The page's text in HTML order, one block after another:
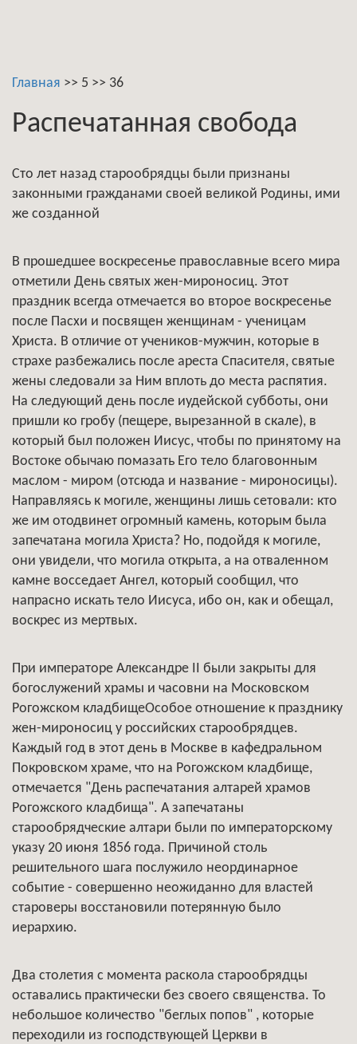
Главная >> 5 >> 36
Распечатанная свобода
Сто лет назад старообрядцы были признаны
законными гражданами своей великой Родины, ими
же созданной
В прошедшее воскресенье православные всего мира
отметили День святых жен-мироносиц. Этот
праздник всегда отмечается во второе воскресенье
после Пасхи и посвящен женщинам - ученицам
Христа. В отличие от учеников-мужчин, которые в
страхе разбежались после ареста Спасителя, святые
жены следовали за Ним вплоть до места распятия.
На следующий день после иудейской субботы, они
пришли ко гробу (пещере, вырезанной в скале), в
который был положен Иисус, чтобы по принятому на
Востоке обычаю помазать Его тело благовонным
маслом - миром (отсюда и название - мироносицы).
Направляясь к могиле, женщины лишь сетовали: кто
же им отодвинет огромный камень, которым была
запечатана могила Христа? Но, подойдя к могиле,
они увидели, что могила открыта, а на отваленном
камне восседает Ангел, который сообщил, что
напрасно искать тело Иисуса, ибо он, как и обещал,
воскрес из мертвых.
При императоре Александре II были закрыты для
богослужений храмы и часовни на Московском
Рогожском кладбищеОсобое отношение к празднику
жен-мироносиц у российских старообрядцев.
Каждый год в этот день в Москве в кафедральном
Покровском храме, что на Рогожском кладбище,
отмечается "День распечатания алтарей храмов
Рогожского кладбища". А запечатаны
старообрядческие алтари были по императорскому
указу 20 июня 1856 года. Причиной столь
решительного шага послужило неординарное
событие - совершенно неожиданно для властей
староверы восстановили потерянную было
иерархию.
Два столетия с момента раскола старообрядцы
оставались практически без своего священства. То
небольшое количество "беглых попов" , которые
переходили из господствующей Церкви в